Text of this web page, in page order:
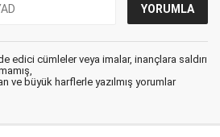
edici cümleler veya imalar, inançlara saldırı
ve büyük harflerle yazılmış yorumlar